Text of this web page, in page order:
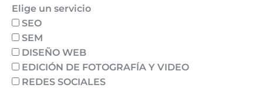
Elige un servicio
SEO
SEM
DISEÑO WEB
EDICIÓN DE FOTOGRAFÍA Y VIDEO
REDES SOCIALES